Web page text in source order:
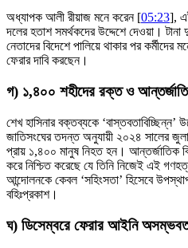
অধ্যাপক আলী রীয়াজ মনে করেন [05:23],
দলের হতাশ সমর্থকদের উদ্দেশে দেওয়া। টানা
নেতাদের বিদেশে পালিয়ে থাকার পর কর্মীদের
ফেরার দাবি করছেন।
গ) ১,৪০০ শহীদের রক্ত ও
শেখ হাসিনার বক্তব্যকে
জাতিসংঘের তদন্ত অনুযায়ী ২০২৪ সালের
প্রায় ১,৪০০ মানুষ নিহত হন। আন্তর্জাতিক
করে নিশ্চিত করেছে যে তিনি নিজেই এই
আন্দোলনকে কেবল ‘সহিংসতা’ হিসেবে
বহিঃপ্রকাশ।
ঘ) ডিসেম্বরে ফেরার আইনি